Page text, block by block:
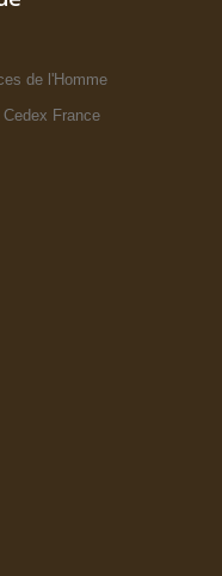
de l'Homme
France